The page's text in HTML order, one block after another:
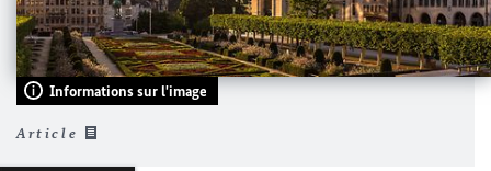
Informations sur l'image
Article